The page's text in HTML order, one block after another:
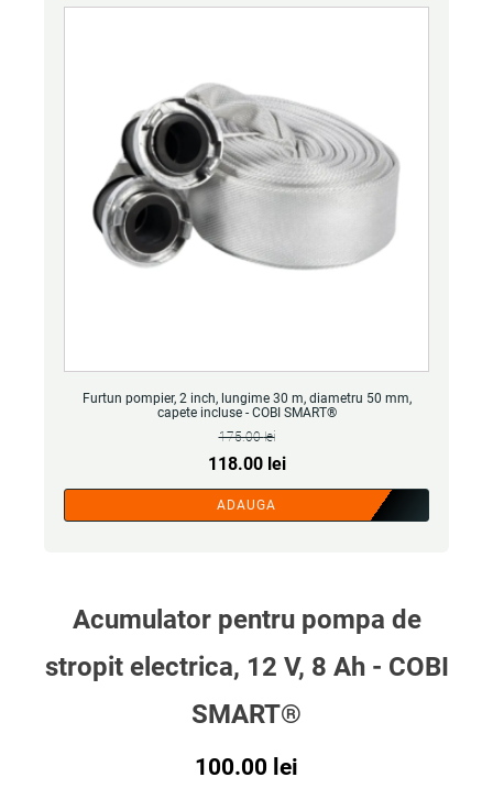
Furtun pompier, 2 inch, lungime 30 m, diametru 50 mm,
capete incluse - COBI SMART®
175.00lei
Prețul
inițial
a
118.00 leiPrețul
curent
este:
ADAUGA
Acumulator pentru pompa de
stropit electrica, 12 V, 8 Ah - COBI
SMART®
100.00 lei